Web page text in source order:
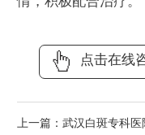
点击在线
上一篇： 武汉白斑专科